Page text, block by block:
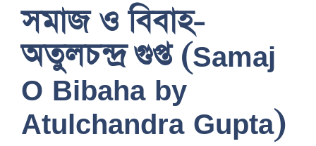
সমাজ ও বিবাহ-
অতুলচন্দ্র গুপ্ত (Samaj
O Bibaha by
Atulchandra Gupta)